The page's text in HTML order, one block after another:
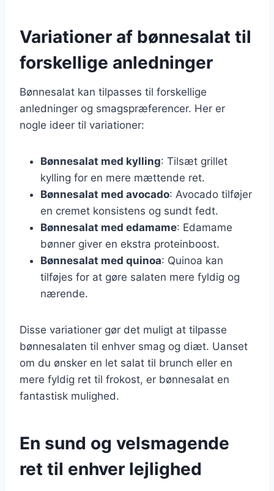
Variationer af bønnesalat til
forskellige anledninger
Bønnesalat kan tilpasses til forskellige
anledninger og smagspræferencer. Her er
nogle ideer til variationer:
Bønnesalat med kylling: Tilsæt grillet
kylling for en mere mættende ret.
Bønnesalat med avocado: Avocado tilføjer
en cremet konsistens og sundt fedt.
Bønnesalat med edamame: Edamame
bønner giver en ekstra proteinboost.
Bønnesalat med quinoa: Quinoa kan
tilføjes for at gøre salaten mere fyldig og
nærende.
Disse variationer gør det muligt at tilpasse
bønnesalaten til enhver smag og diæt. Uanset
om du ønsker en let salat til brunch eller en
mere fyldig ret til frokost, er bønnesalat en
fantastisk mulighed.
En sund og velsmagende
ret til enhver lejlighed